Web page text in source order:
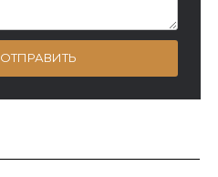
ОТПРАВИТЬ